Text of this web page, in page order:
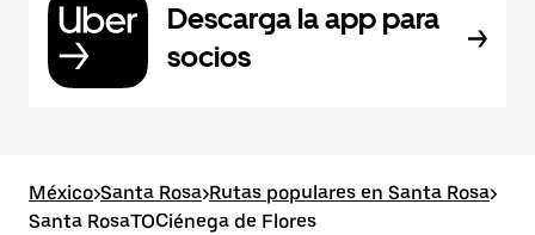
Descarga la app para
socios
México>Santa Rosa>Rutas populares en Santa Rosa>
Santa RosaTOCiénega de Flores